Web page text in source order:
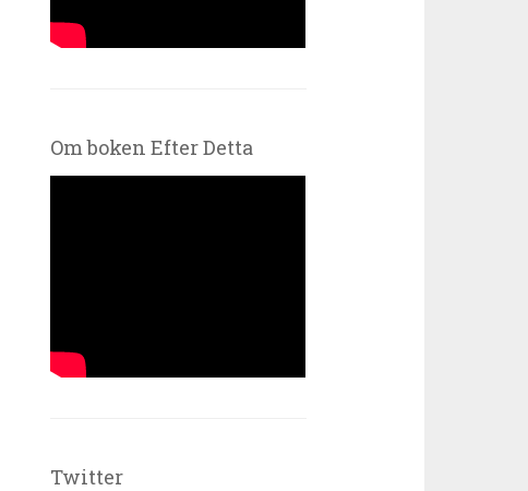
Om boken Efter Detta
Twitter